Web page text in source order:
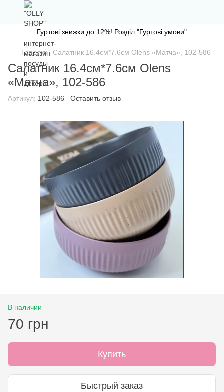
Гуртові знижки до 12%! Розділ "Гуртові умови"
Тарелки Салатник 16.4см*7.6см Olens «Матча», 102-586
Салатник 16.4см*7.6см Olens
«Матча», 102-586
Артикул: 102-586 Оставить отзыв
В наличии
70 грн
Купить
Быстрый заказ